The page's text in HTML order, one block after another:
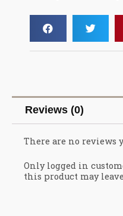
Reviews (0)
There are no reviews
Only logged in
this product may